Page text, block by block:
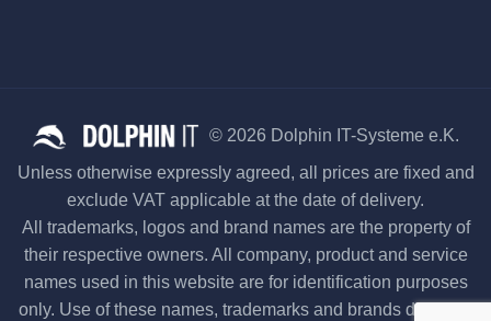
© 2026 Dolphin IT-Systeme e.K.
Unless otherwise expressly agreed, all prices are fixed and
exclude VAT applicable at the date of delivery.
All trademarks, logos and brand names are the property of
their respective owners. All company, product and service
names used in this website are for identification purposes
only. Use of these names, trademarks and brands does not